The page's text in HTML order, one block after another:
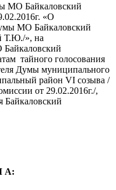
МО Байкаловский
«О
МО Байкаловский
Т.Ю./», на
Байкаловский
тайного голосования
Думы муниципального
район VI созыва /
от 29.02.2016г./,
Байкаловский
А: